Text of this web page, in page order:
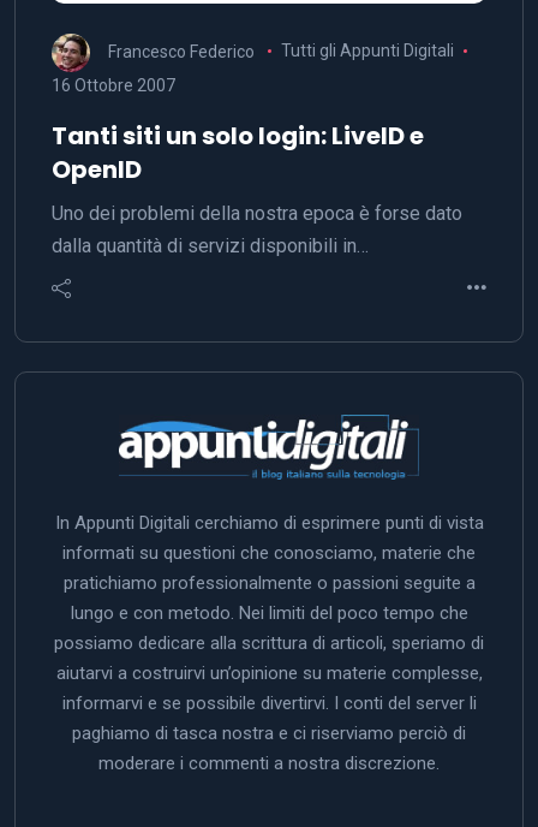
Francesco Federico
Tutti gli Appunti Digitali
16 Ottobre 2007
Tanti siti un solo login: LiveID e
OpenID
Uno dei problemi della nostra epoca è forse dato
dalla quantità di servizi disponibili in…
In Appunti Digitali cerchiamo di esprimere punti di vista
informati su questioni che conosciamo, materie che
pratichiamo professionalmente o passioni seguite a
lungo e con metodo. Nei limiti del poco tempo che
possiamo dedicare alla scrittura di articoli, speriamo di
aiutarvi a costruirvi un’opinione su materie complesse,
informarvi e se possibile divertirvi. I conti del server li
paghiamo di tasca nostra e ci riserviamo perciò di
moderare i commenti a nostra discrezione.